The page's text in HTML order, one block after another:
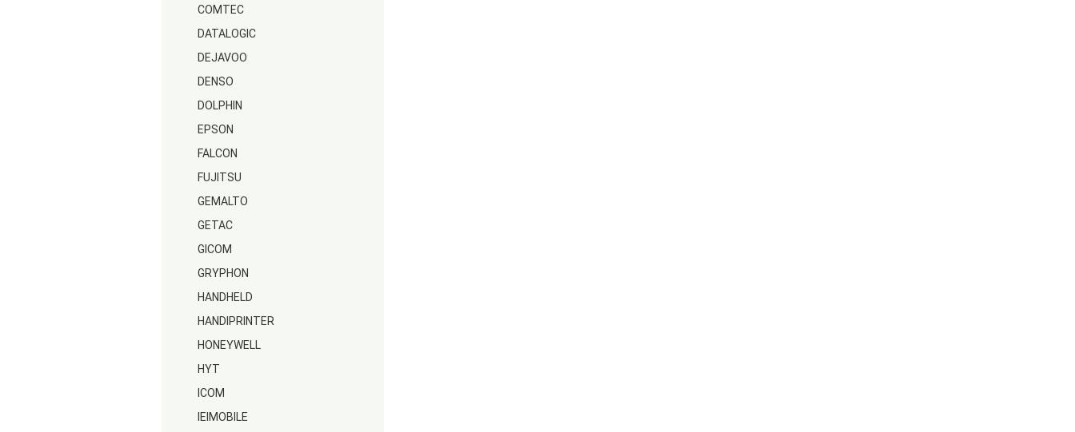
COMTEC
DATALOGIC
DEJAVOO
DENSO
DOLPHIN
EPSON
FALCON
FUJITSU
GEMALTO
GETAC
GICOM
GRYPHON
HANDHELD
HANDIPRINTER
HONEYWELL
HYT
ICOM
IEIMOBILE